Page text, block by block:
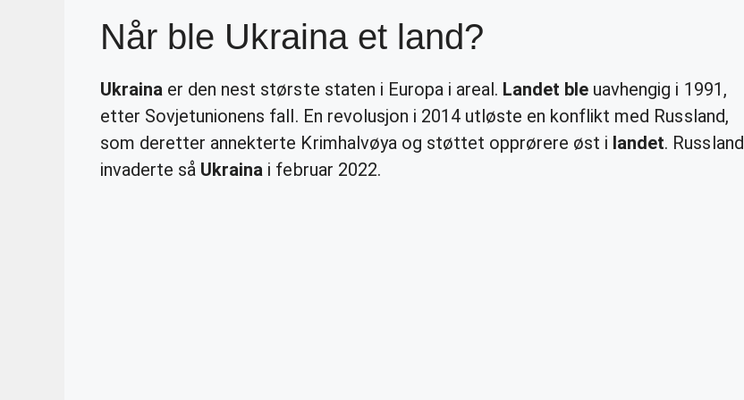
Når ble Ukraina et land?
Ukraina er den nest største staten i Europa i areal. Landet ble uavhengig i 1991,
etter Sovjetunionens fall. En revolusjon i 2014 utløste en konflikt med Russland,
som deretter annekterte Krimhalvøya og støttet opprørere øst i landet. Russland
invaderte så Ukraina i februar 2022.